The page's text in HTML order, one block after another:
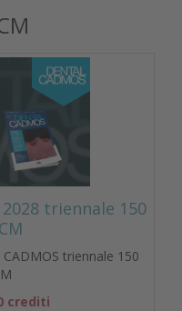
2028 triennale 150
triennale 150
crediti